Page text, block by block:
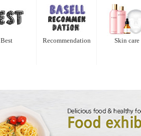
Best Recommendation Skin care